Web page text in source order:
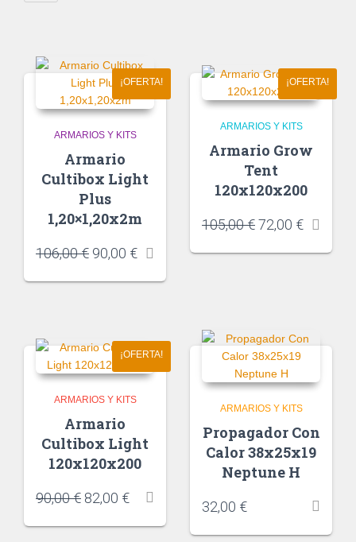
¡OFERTA!
ARMARIOS Y KITS
Armario
Cultibox Light
Plus
1,20×1,20x2m
106,00€ 90,00 €
¡OFERTA!
ARMARIOS Y KITS
Armario Grow
Tent
120x120x200
105,00€72,00 €
¡OFERTA!
ARMARIOS Y KITS
Armario
Cultibox Light
120x120x200
90,00€ 82,00 €
ARMARIOS Y KITS
Propagador Con
Calor 38x25x19
Neptune H
32,00 €